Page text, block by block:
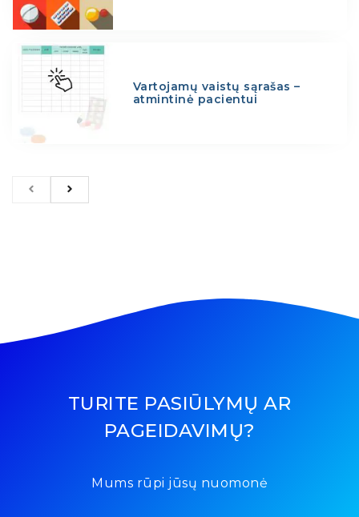
Vartojamų vaistų sąrašas –
atmintinė pacientui
TURITE PASIŪLYMŲ AR
PAGEIDAVIMŲ?
Mums rūpi jūsų nuomonė